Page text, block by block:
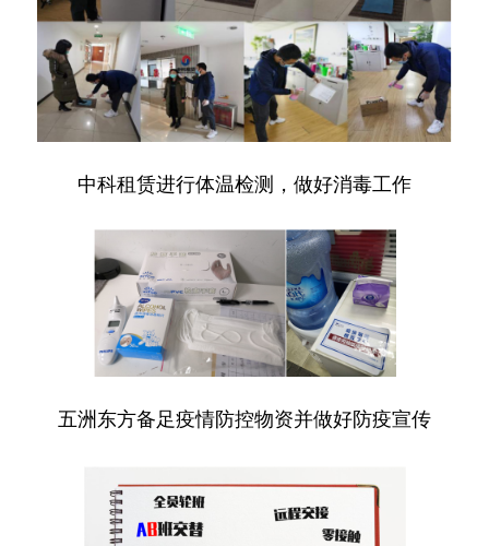
中科租赁进行体温检测，做好消毒工作
五洲东方备足疫情防控物资并做好防疫宣传